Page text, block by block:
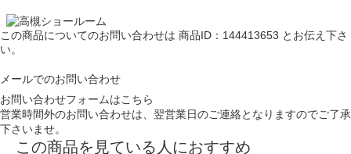
この商品についてのお問い合わせは 商品ID：144413653 とお伝え下さ
い。
メールでのお問い合わせ
お問い合わせフォームはこちら
営業時間外のお問い合わせは、翌営業日のご連絡となりますのでご了承
下さいませ。
この商品を見ている人におすすめ